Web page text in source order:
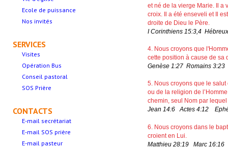
Ecole de puissance
Nos invités
SERVICES
Visites
Opération Bus
Conseil pastoral
SOS Prière
CONTACTS
E-mail secrétariat
E-mail SOS prière
E-mail pasteur
et né de la vierge Marie. Il a
croix. Il a été enseveli et Il
droite de Dieu le Père.
I Corinthiens 15:3,4
4. Nous croyons que
cette position à cause de sa
Genèse 1:27 Romains 3:23
5. Nous croyons que le
ou de la religion de
chemin, seul Nom par
Jean 14:6 Actes 4:12
6. Nous croyons dans le
croient en Lui.
Matthieu 28:19 Marc 16:16